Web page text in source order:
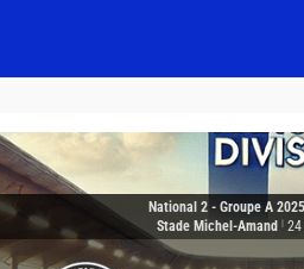
National 2 - Groupe A
Stade Michel-Amand